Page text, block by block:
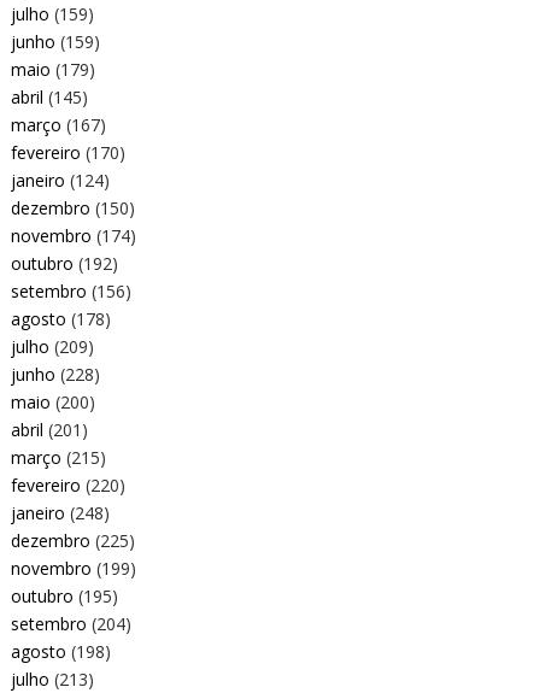
julho (159)
junho (159)
maio (179)
abril (145)
março (167)
fevereiro (170)
janeiro (124)
dezembro (150)
novembro (174)
outubro (192)
setembro (156)
agosto (178)
julho (209)
junho (228)
maio (200)
abril (201)
março (215)
fevereiro (220)
janeiro (248)
dezembro (225)
novembro (199)
outubro (195)
setembro (204)
agosto (198)
julho (213)